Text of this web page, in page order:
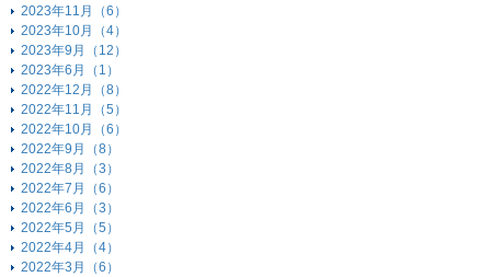
2023年11月（6）
2023年10月（4）
2023年9月（12）
2023年6月（1）
2022年12月（8）
2022年11月（5）
2022年10月（6）
2022年9月（8）
2022年8月（3）
2022年7月（6）
2022年6月（3）
2022年5月（5）
2022年4月（4）
2022年3月（6）